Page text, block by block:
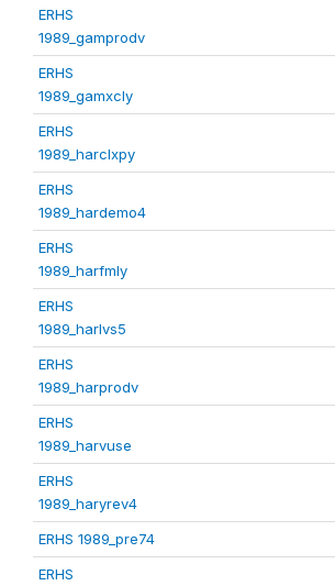
ERHS
1989_gamprodv
ERHS
1989_gamxcly
ERHS
1989_harclxpy
ERHS
1989_hardemo4
ERHS
1989_harfmly
ERHS
1989_harlvs5
ERHS
1989_harprodv
ERHS
1989_harvuse
ERHS
1989_haryrev4
ERHS 1989_pre74
ERHS